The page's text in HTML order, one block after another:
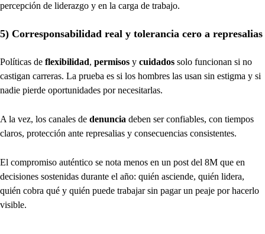
percepción de liderazgo y en la carga de trabajo.
5) Corresponsabilidad real y tolerancia cero a represalias
Políticas de flexibilidad, permisos y cuidados solo funcionan si no
castigan carreras. La prueba es si los hombres las usan sin estigma y si
nadie pierde oportunidades por necesitarlas.
A la vez, los canales de denuncia deben ser confiables, con tiempos
claros, protección ante represalias y consecuencias consistentes.
El compromiso auténtico se nota menos en un post del 8M que en
decisiones sostenidas durante el año: quién asciende, quién lidera,
quién cobra qué y quién puede trabajar sin pagar un peaje por hacerlo
visible.